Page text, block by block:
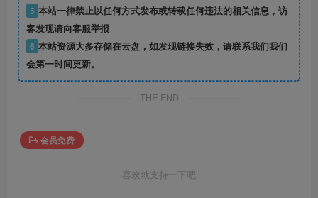
5 本站一律禁止以任何方式发布或转载任何违法的相关信息，访
客发现请向客服举报
6 本站资源大多存储在云盘，如发现链接失效，请联系我们我们
会第一时间更新。
THE END
会员免费
喜欢就支持一下吧